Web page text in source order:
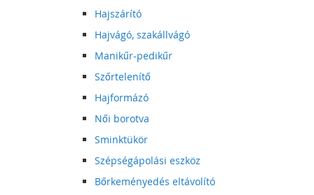
Hajszárító
Hajvágó, szakállvágó
Manikűr-pedikűr
Szőrtelenítő
Hajformázó
Női borotva
Sminktükör
Szépségápolási eszköz
Bőrkeményedés eltávolító